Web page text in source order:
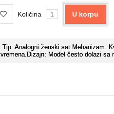
Količina U korpu
Tip: Analogni ženski sat.Mehanizam:
vremena.Dizajn: Model često dolazi sa